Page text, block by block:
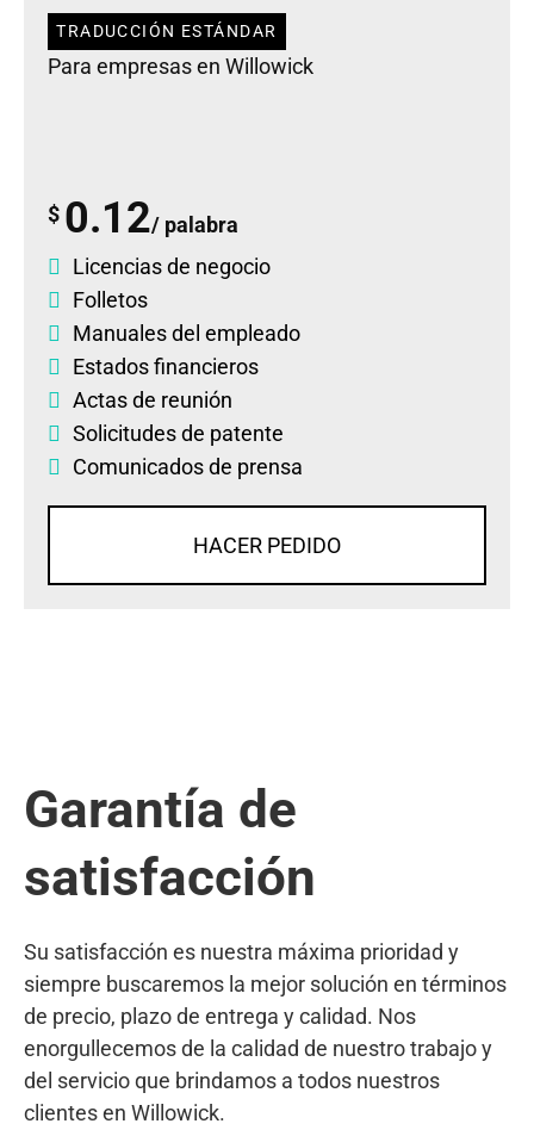
TRADUCCIÓN ESTÁNDAR
Para empresas en Willowick
$ 0.12/ palabra
Licencias de negocio
Folletos
Manuales del empleado
Estados financieros
Actas de reunión
Solicitudes de patente
Comunicados de prensa
HACER PEDIDO
Garantía de
satisfacción
Su satisfacción es nuestra máxima prioridad y
siempre buscaremos la mejor solución en términos
de precio, plazo de entrega y calidad. Nos
enorgullecemos de la calidad de nuestro trabajo y
del servicio que brindamos a todos nuestros
clientes en Willowick.